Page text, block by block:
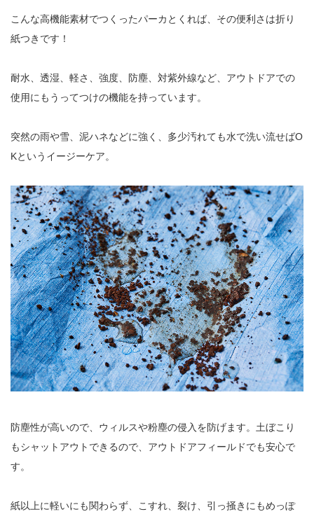
こんな高機能素材でつくったパーカとくれば、その便利さは折り
紙つきです！
耐水、透湿、軽さ、強度、防塵、対紫外線など、アウトドアでの
使用にもうってつけの機能を持っています。
突然の雨や雪、泥ハネなどに強く、多少汚れても水で洗い流せばO
Kというイージーケア。
防塵性が高いので、ウィルスや粉塵の侵入を防げます。土ぼこり
もシャットアウトできるので、アウトドアフィールドでも安心で
す。
紙以上に軽いにも関わらず、こすれ、裂け、引っ掻きにもめっぽ